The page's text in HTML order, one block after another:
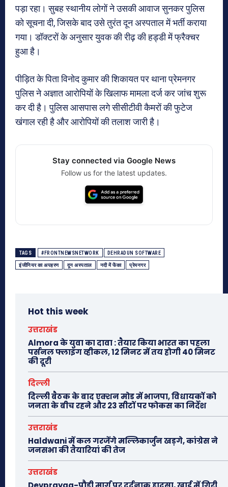
पड़ा रहा। सुबह स्थानीय लोगों ने उसकी आवाज सुनकर पुलिस
को सूचना दी, जिसके बाद उसे तुरंत दून अस्पताल में भर्ती कराया
गया। डॉक्टरों के अनुसार युवक की रीढ़ की हड्डी में फ्रैक्चर
हुआ है।
पीड़ित के पिता विनोद कुमार की शिकायत पर थाना प्रेमनगर
पुलिस ने अज्ञात आरोपियों के खिलाफ मामला दर्ज कर जांच शुरू
कर दी है। पुलिस आसपास लगे सीसीटीवी कैमरों की फुटेज
खंगाल रही है और आरोपियों की तलाश जारी है।
Stay connected via Google News
Follow us for the latest updates.
TAGS #FRONTNEWSNETWORK DEHRADUN SOFTWARE
इंजीनियर का अपहरण दून अस्पताल नदी में फेंका प्रेमनगर
Hot this week
उत्तराखंड
Almora के युवा का दावा : तैयार किया भारत का पहला
पर्सनल फ्लाइंग व्हीकल, 12 मिनट में तय होगी 40 मिनट
की दूरी
दिल्ली
दिल्ली बैठक के बाद एक्शन मोड में भाजपा, विधायकों को
जनता के बीच रहने और 23 सीटों पर फोकस का निर्देश
उत्तराखंड
Haldwani में कल गरजेंगे मल्लिकार्जुन खड़गे, कांग्रेस ने
जनसभा की तैयारियां की तेज
उत्तराखंड